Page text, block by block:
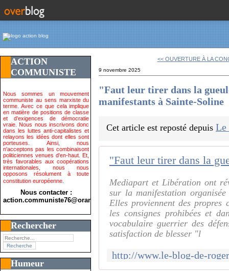
ACTION
COMMUNISTE
Nous sommes un mouvement
communiste au sens marxiste du
terme. Avec ce que cela implique
en matière de positions de classe
et d'exigences de démocratie
vraie. Nous nous inscrivons donc
dans les luttes anti-capitalistes et
relayons les idées dont elles sont
porteuses. Ainsi, nous
n'acceptons pas les combinaisont
politiciennes venues d'en-haut. Et,
très favorables aux coopérations
internationales, nous nous
opposons résolument à toute
constitution européenne.
Nous contacter :
action.communiste76@orange.fr>
Rechercher
Humeur
<< OUVERTURE À LA
9 novembre 2025
"Faut leur tirer dans la
manifestants à Sainte-Soline
Cet article est reposté depuisLe
Mediapart et Libération ont
sur la manifestation
Elles proviennent des propres
les consignes prohibées et
vocabulaire guerrier des
satisfaction de blesser "l